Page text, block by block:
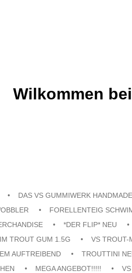
Wilkommen
DAS VS GUMMIWERK HANDMADE
FORELLENTEIG
*DER FLIP* NEU
TROUT GUM 1.5G VS TROUT-
AUFTREIBEND TROUTTINI
MEGA ANGEBOT!!!!!